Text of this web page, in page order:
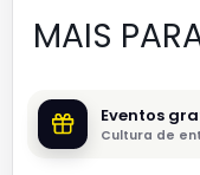
MAIS
Eventos
Cultura de